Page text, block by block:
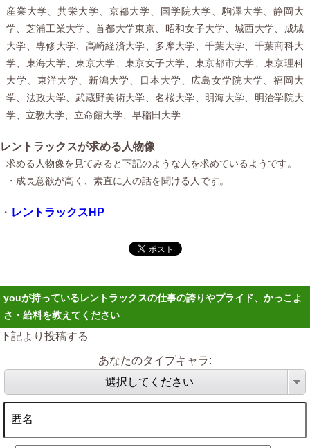
産業大学、共栄大学、京都大学、国学院大学、駒澤大学、静岡大
学、芝浦工業大学、首都大学東京、昭和女子大学、城西大学、成城
大学、専修大学、高崎経済大学、多摩大学、千葉大学、千葉商科大
学、東海大学、東京大学、東京女子大学、東京都市大学、東京理科
大学、東洋大学、新潟大学、日本大学、広島女学院大学、福岡大
学、法政大学、武蔵野美術大学、名桜大学、明海大学、明治学院大
学、立教大学、立命館大学、早稲田大学
レントラックスが求める人物像
求める人物像を見てみると下記のような人を求めているようです。
・成長意欲が高く、素直に人の話を聞ける人です。
・ レントラックスHP
youが持っているレントラックスの仕事の誇りやプライド、かっこよ
さ・給料を教えてください
下記より投稿する
あなたのタイプキャラ:
選択してください